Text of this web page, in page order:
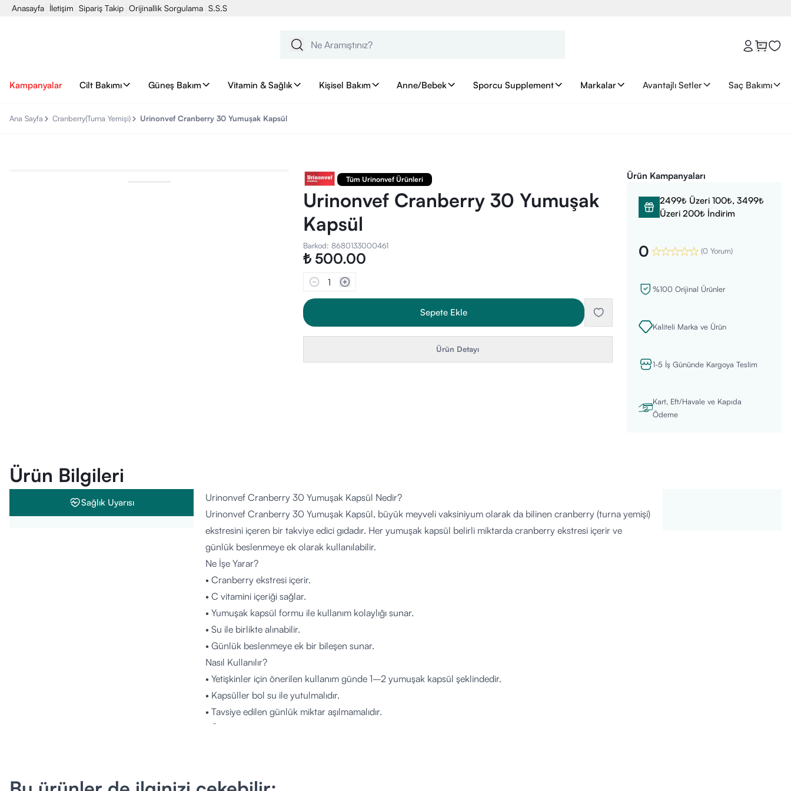
Anasayfa İletişim Sipariş Takip Orijinallik Sorgulama S.S.S
Kampanyalar Cilt Bakımı Güneş Bakım Vitamin & Sağlık Kişisel Bakım Anne/Bebek Sporcu Supplement Markalar Avantajlı Setler Saç Bakımı
Ana Sayfa Cranberry(Turna Yemişi) Urinonvef Cranberry 30 Yumuşak Kapsül
Tüm Urinonvef Ürünleri
Urinonvef Cranberry 30 Yumuşak
Kapsül
Barkod: 8680133000461
₺ 500.00
1
Sepete Ekle
Ürün Detayı
Ürün Kampanyaları
2499₺ Üzeri 100₺, 3499₺
Üzeri 200₺ İndirim
0 (0 Yorum)
%100 Orijinal Ürünler
Kaliteli Marka ve Ürün
1-5 İş Gününde Kargoya Teslim
Kart, Eft/Havale ve Kapıda
Ödeme
Ürün Bilgileri
Sağlık Uyarısı
Urinonvef Cranberry 30 Yumuşak Kapsül Nedir?
Urinonvef Cranberry 30 Yumuşak Kapsül, büyük meyveli vaksiniyum olarak da bilinen cranberry (turna yemişi)
ekstresini içeren bir takviye edici gıdadır. Her yumuşak kapsül belirli miktarda cranberry ekstresi içerir ve
günlük beslenmeye ek olarak kullanılabilir.
Ne İşe Yarar?
• Cranberry ekstresi içerir.
• C vitamini içeriği sağlar.
• Yumuşak kapsül formu ile kullanım kolaylığı sunar.
• Su ile birlikte alınabilir.
• Günlük beslenmeye ek bir bileşen sunar.
Nasıl Kullanılır?
• Yetişkinler için önerilen kullanım günde 1–2 yumuşak kapsül şeklindedir.
• Kapsüller bol su ile yutulmalıdır.
• Tavsiye edilen günlük miktar aşılmamalıdır.
• Ürün düzenli olarak alınabilir.